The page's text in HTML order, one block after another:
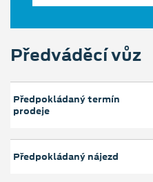
Předváděcí vůz
Předpokládaný termín
prodeje
Předpokládaný nájezd